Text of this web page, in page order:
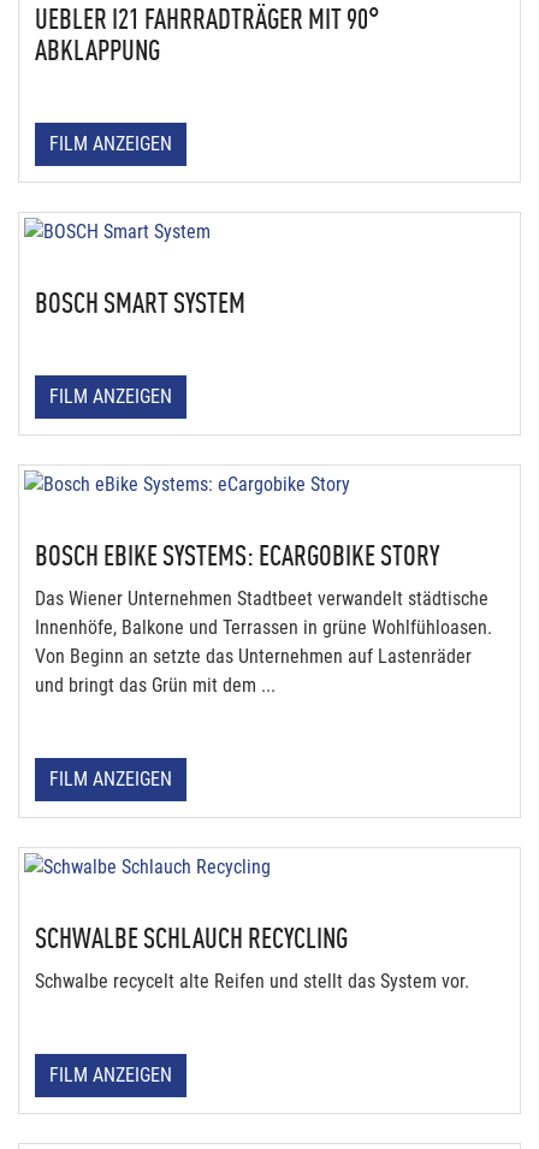
UEBLER I21 FAHRRADTRÄGER MIT 90°
ABKLAPPUNG
FILM ANZEIGEN
BOSCH SMART SYSTEM
FILM ANZEIGEN
BOSCH EBIKE SYSTEMS: ECARGOBIKE STORY
Das Wiener Unternehmen Stadtbeet verwandelt städtische
Innenhöfe, Balkone und Terrassen in grüne Wohlfühloasen.
Von Beginn an setzte das Unternehmen auf Lastenräder
und bringt das Grün mit dem ...
FILM ANZEIGEN
SCHWALBE SCHLAUCH RECYCLING
Schwalbe recycelt alte Reifen und stellt das System vor.
FILM ANZEIGEN